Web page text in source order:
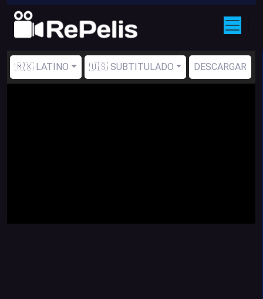
🇲🇽 LATINO 🇺🇸 SUBTITULADO DESCARGAR